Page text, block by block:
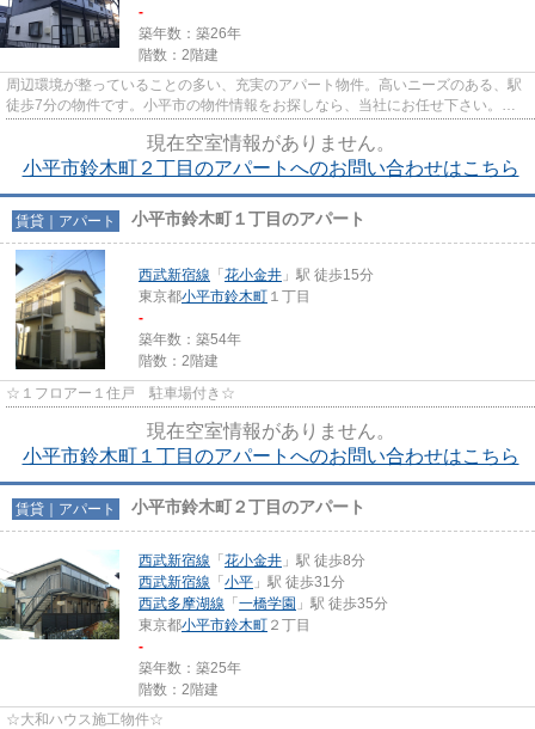
-
築年数：築26年
階数：2階建
周辺環境が整っていることの多い、充実のアパート物件。高いニーズのある、駅
徒歩7分の物件です。小平市の物件情報をお探しなら、当社にお任せ下さい。当
現在空室情報がありません。
小平市鈴木町２丁目のアパートへのお問い合わせはこちら
賃貸｜アパート 小平市鈴木町１丁目のアパート
西武新宿線 「 花小金井 」駅 徒歩15分
東京都小平市鈴木町 １丁目
-
築年数：築54年
階数：2階建
☆１フロアー１住戸 駐車場付き☆
現在空室情報がありません。
小平市鈴木町１丁目のアパートへのお問い合わせはこちら
賃貸｜アパート 小平市鈴木町２丁目のアパート
西武新宿線 「 花小金井 」駅 徒歩8分
西武新宿線 「 小平 」駅 徒歩31分
西武多摩湖線 「 一橋学園 」駅 徒歩35分
東京都小平市鈴木町 ２丁目
-
築年数：築25年
階数：2階建
☆大和ハウス施工物件☆